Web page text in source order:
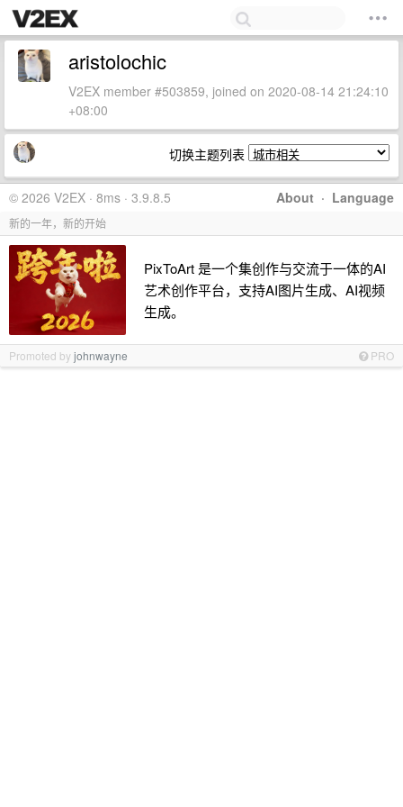
aristolochic
V2EX member #503859, joined on 2020-08-14 21:24:10
+08:00
切换主题列表
About · Language
© 2026 V2EX · 8ms · 3.9.8.5
新的一年，新的开始
PixToArt 是一个集创作与交流于一体的AI
艺术创作平台，支持AI图片生成、AI视频
生成。
Promoted byjohnwayne PRO